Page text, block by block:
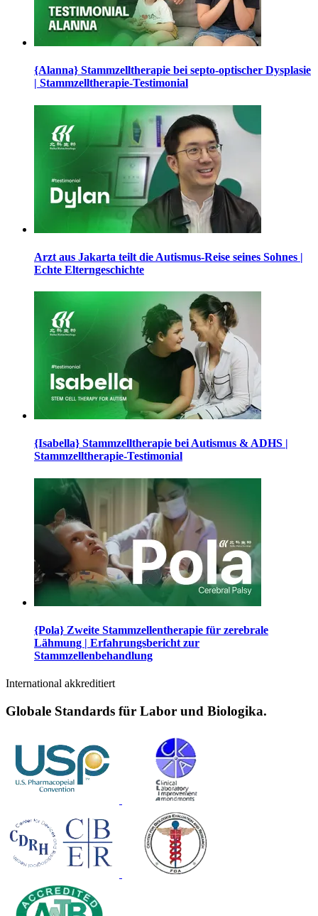
{Alanna} Stammzelltherapie bei septo-optischer Dysplasie
| Stammzelltherapie-Testimonial
Arzt aus Jakarta teilt die Autismus-Reise seines Sohnes |
Echte Elterngeschichte
{Isabella} Stammzelltherapie bei Autismus & ADHS |
Stammzelltherapie-Testimonial
{Pola} Zweite Stammzellentherapie für zerebrale
Lähmung | Erfahrungsbericht zur
Stammzellenbehandlung
International akkreditiert
Globale Standards für Labor und Biologika.